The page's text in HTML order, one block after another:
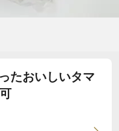
たおいしいタマ